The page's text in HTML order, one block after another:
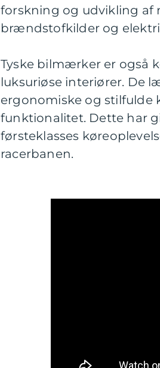
forskning og udvikling af
brændstofkilder og
Tyske bilmærker er også
luksuriøse interiører. De
ergonomiske og stilfulde
funktionalitet. Dette har
førsteklasses
racerbanen.